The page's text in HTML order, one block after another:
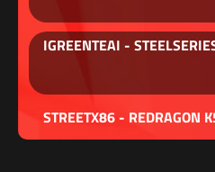
IGREENTEAI -
STREETX86 - REDRAGON